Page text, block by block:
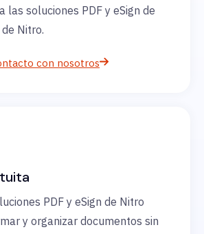
las soluciones PDF y eSign de
Nitro.
con nosotros
PDF y eSign de Nitro
y organizar documentos sin